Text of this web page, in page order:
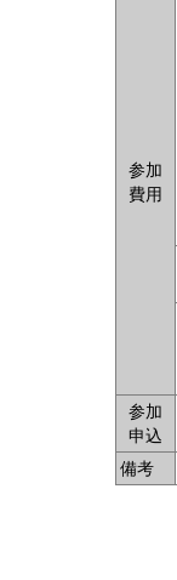
参加
費用
参加
申込
備考